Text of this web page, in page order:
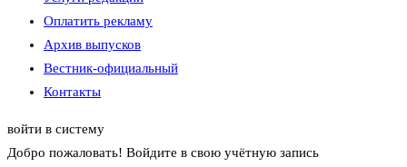
Оплатить рекламу
Архив выпусков
Вестник-официальный
Контакты
войти в систему
Добро пожаловать! Войдите в свою учётную запись